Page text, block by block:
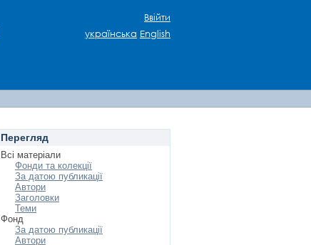
Ввійти
українська English
Перегляд
Всі матеріали
Фонди та колекції
За датою публикації
Автори
Заголовки
Теми
Фонд
За датою публикації
Автори